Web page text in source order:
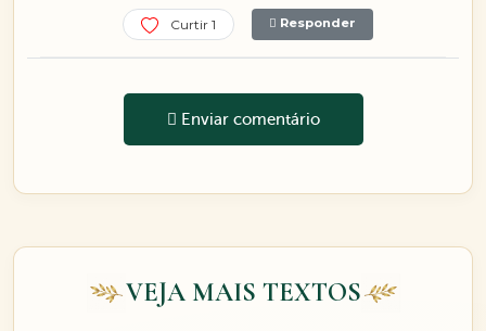
Curtir 1 Responder
Enviar comentário
VEJA MAIS TEXTOS